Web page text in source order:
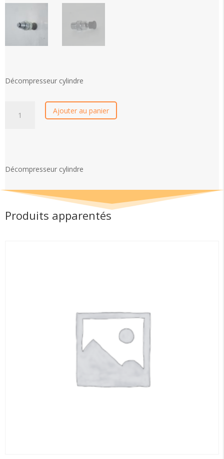
Décompresseur cylindre
Ajouter au panier
Décompresseur cylindre
Produits apparentés